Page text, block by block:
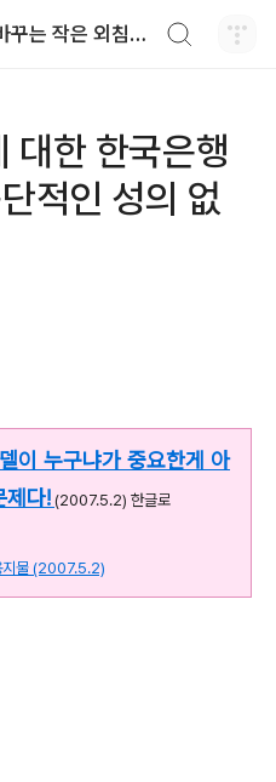
한글로 - 세상을 바꾸는 작은 외침 hangulo.kr
대한 한국은행
적인 성의 없
이 누구냐가 중요한게 아
제다! (2007.5.2) 한글로
지물 (2007.5.2)